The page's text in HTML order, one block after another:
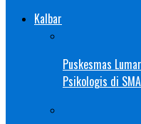
Kalbar
Puskesmas
Psikologis di